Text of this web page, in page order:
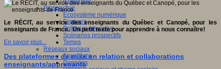
Prospective
Ecosystème numérique
Espaces
Politique éducative
Scénarios prospectifs
Temps
Réseaux sociaux
Algorithme
Données
Le RÉCIT, au service des enseignants du Québec et Canopé, pour les
enseignants de France. Un petit texte pour apprendre à nous connaître!
En savoir plus...
Des plateformes de mise en relation et collaborations
enseignants/apprenants